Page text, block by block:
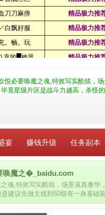
悦必要唤魔之魂,特效写实酷炫，
竟星级片区是战斗力越高，杀怪
宴 赚钱升级 任务副本
唤魔之�_baidu.com
魂,特效写实酷炫，场景逼真奢华
建议先做主线到50级有一身基础
决策和团队合作等方面，尝试模